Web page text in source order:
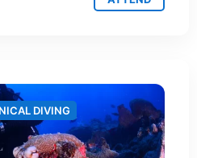
DIVING